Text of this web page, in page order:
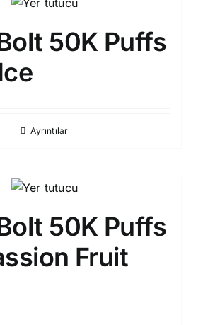
50K Puffs
Ayrıntılar
50K Puffs
Fruit